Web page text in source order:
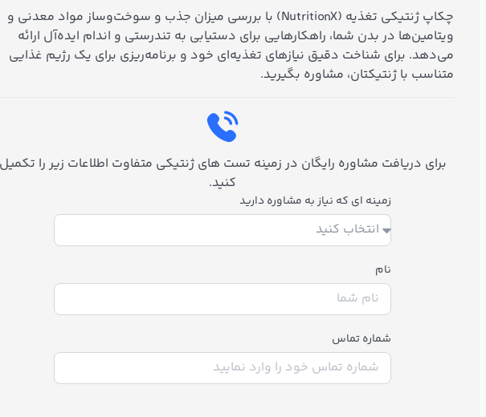
چکاپ ژنتیکی تغذیه (NutritionX) با بررسی میزان جذب و سوخت‌وساز مواد معدنی و
ویتامین‌ها در بدن شما، راهکارهایی برای دستیابی به تندرستی و اندام ایده‌آل ارائه
می‌دهد. برای شناخت دقیق نیازهای تغذیه‌ای خود و برنامه‌ریزی برای یک رژیم غذایی
متناسب با ژنتیکتان، مشاوره بگیرید.
برای دریافت مشاوره رایگان در زمینه تست های ژنتیکی متفاوت اطلاعات زیر را تکمیل
کنید.
زمینه ای که نیاز به مشاوره دارید
نام
شماره تماس